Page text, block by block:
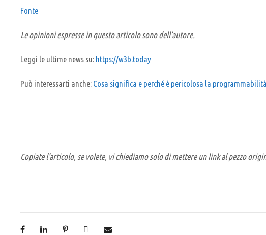
Fonte
Le opinioni espresse in questo articolo sono dell’autore.
Leggi le ultime news su: https://w3b.today
Può interessarti anche: Cosa significa e perché è pericolosa la
Copiate l’articolo, se volete, vi chiediamo solo di mettere un link al pezzo